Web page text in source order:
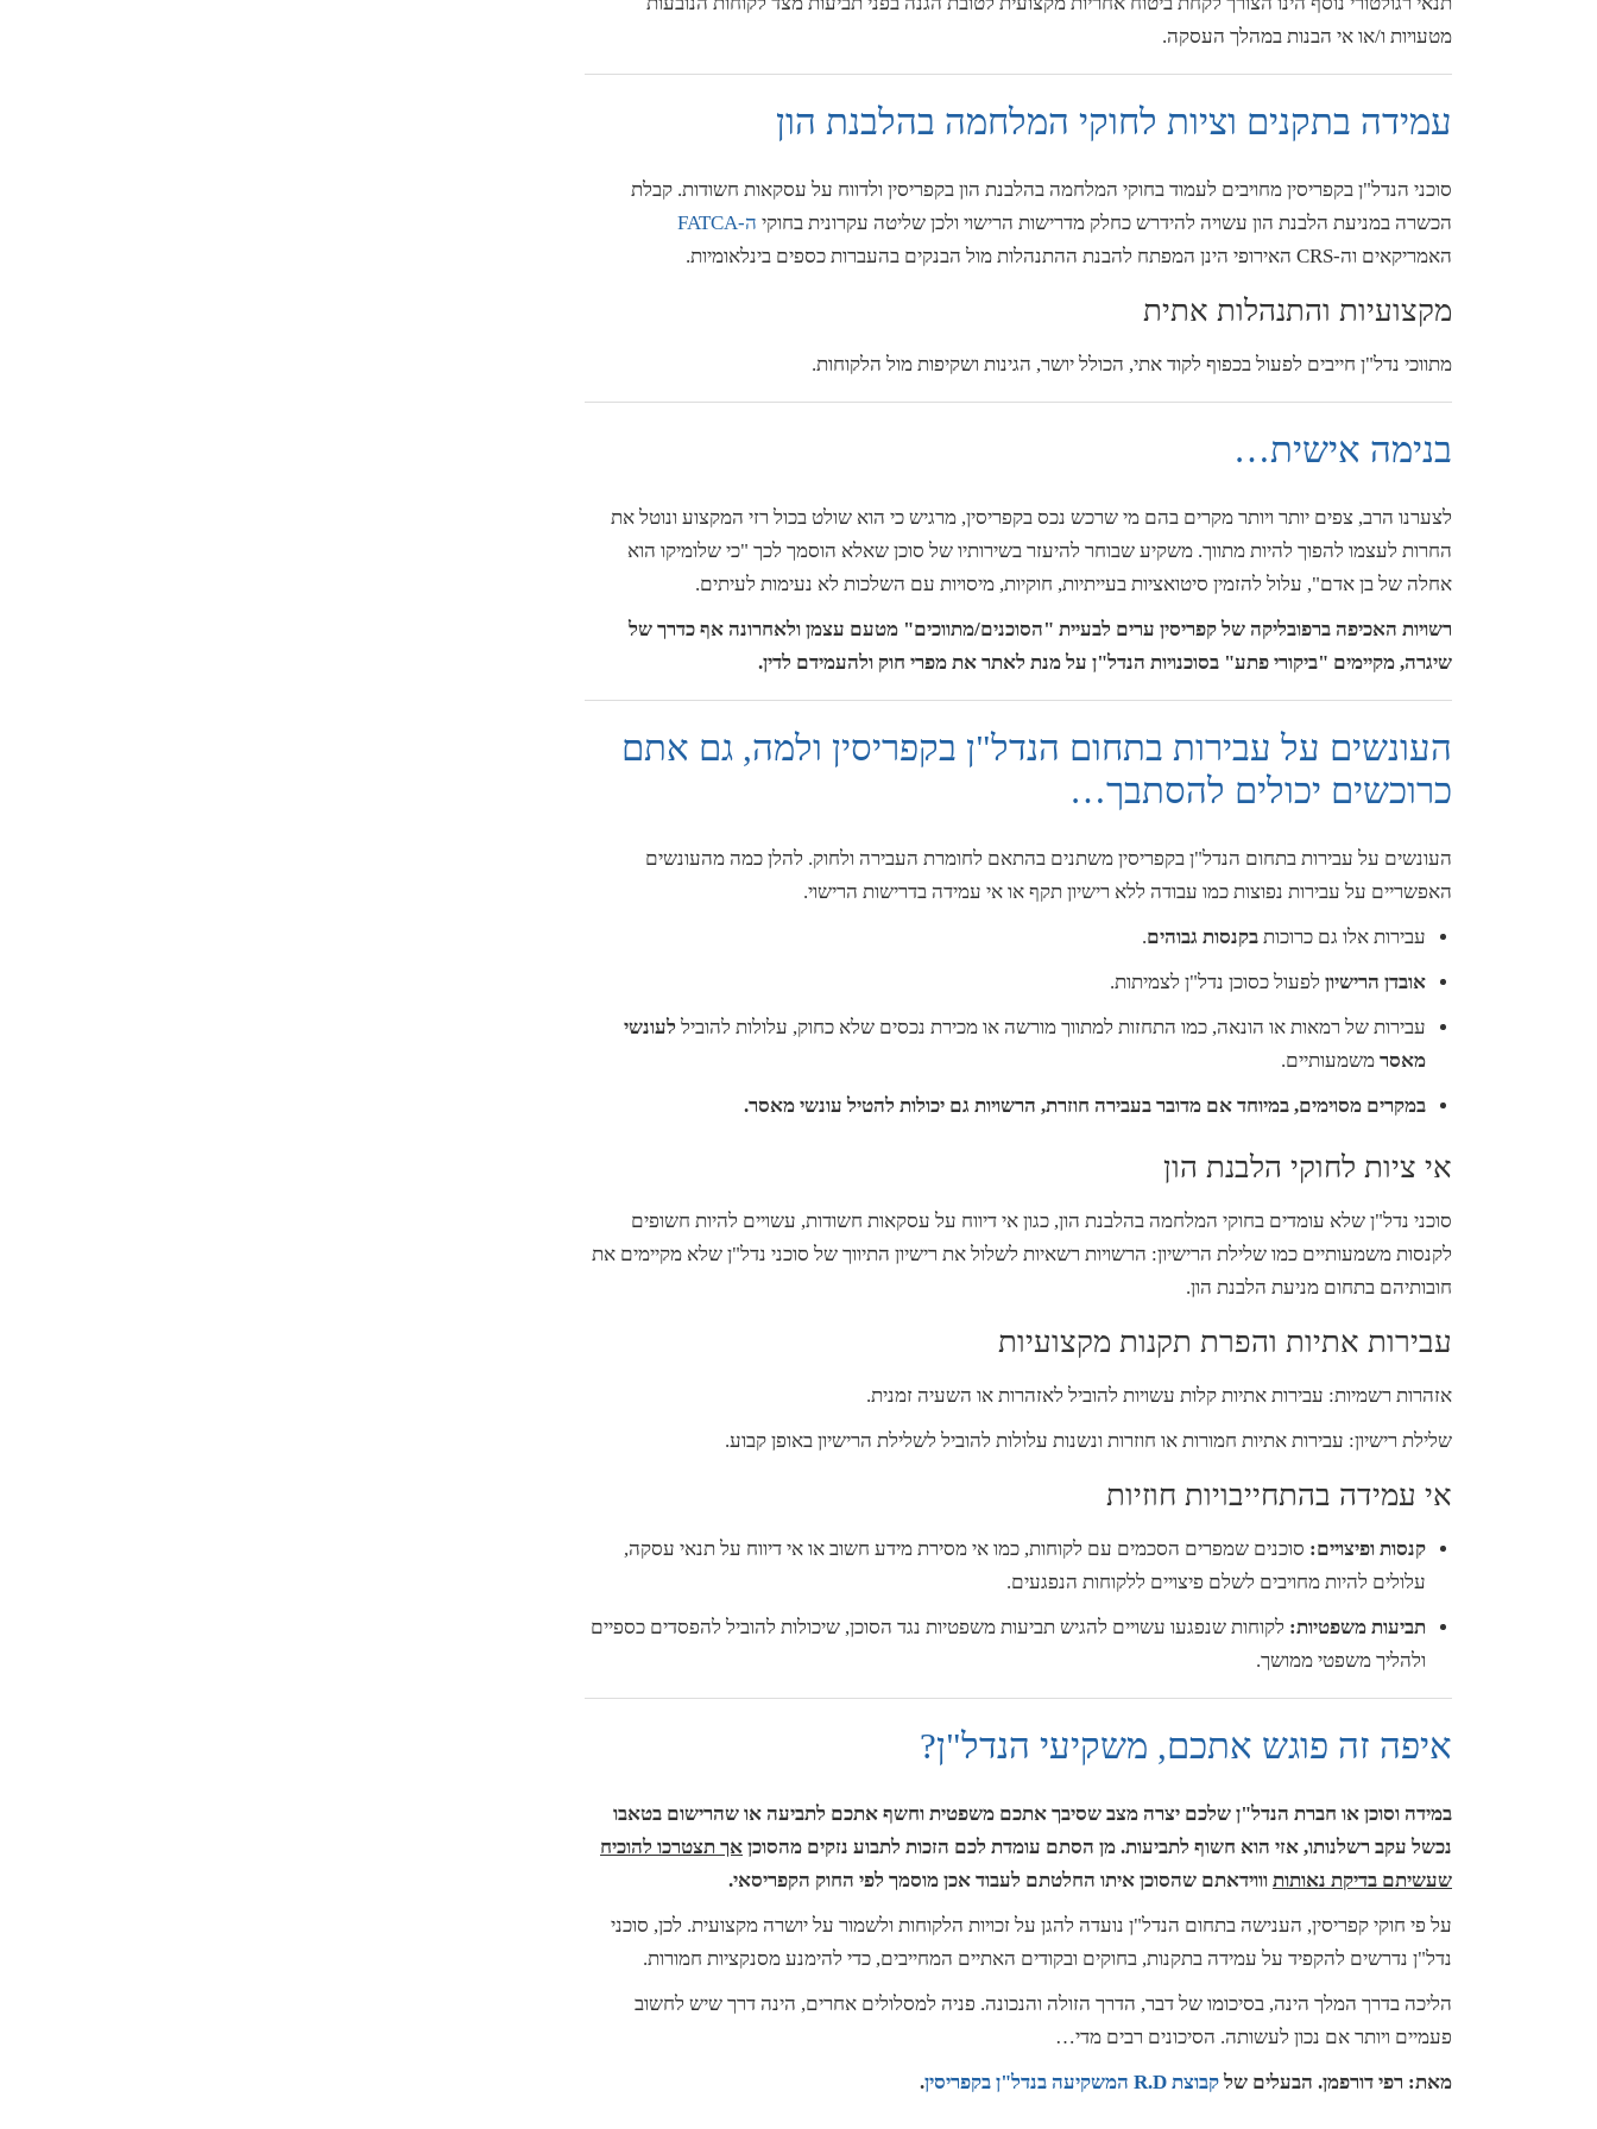
מטעויות ו/או אי הבנות במהלך העסקה.
עמידה בתקנים וציות לחוקי המלחמה בהלבנת הון
סוכני הנדל"ן בקפריסין מחויבים לעמוד בחוקי המלחמה בהלבנת הון בקפריסין ולדווח על עסקאות חשודות. קבלת
הכשרה במניעת הלבנת הון עשויה להידרש כחלק מדרישות הרישוי ולכן שליטה עקרונית בחוקי ה-FATCA
האמריקאים וה-CRS האירופי הינן המפתח להבנת ההתנהלות מול הבנקים בהעברות כספים בינלאומיות.
מקצועיות והתנהלות אתית
מתווכי נדל"ן חייבים לפעול בכפוף לקוד אתי, הכולל יושר, הגינות ושקיפות מול הלקוחות.
בנימה אישית…
לצערנו הרב, צפים יותר ויותר מקרים בהם מי שרכש נכס בקפריסין, מרגיש כי הוא שולט בכול רזי המקצוע ונוטל את
החרות לעצמו להפוך להיות מתווך. משקיע שבוחר להיעזר בשירותיו של סוכן שאלא הוסמך לכך "כי שלומיקו הוא
אחלה של בן אדם", עלול להזמין סיטואציות בעייתיות, חוקיות, מיסויות עם השלכות לא נעימות לעיתים.
רשויות האכיפה ברפובליקה של קפריסין ערים לבעיית "הסוכנים/מתווכים" מטעם עצמן ולאחרונה אף כדרך של
שיגרה, מקיימים "ביקורי פתע" בסוכנויות הנדל"ן על מנת לאתר את מפרי חוק ולהעמידם לדין.
העונשים על עבירות בתחום הנדל"ן בקפריסין ולמה, גם אתם
כרוכשים יכולים להסתבך…
העונשים על עבירות בתחום הנדל"ן בקפריסין משתנים בהתאם לחומרת העבירה ולחוק. להלן כמה מהעונשים
האפשריים על עבירות נפוצות כמו עבודה ללא רישיון תקף או אי עמידה בדרישות הרישוי.
עבירות אלו גם כרוכות בקנסות גבוהים.
אובדן הרישיון לפעול כסוכן נדל"ן לצמיתות.
עבירות של רמאות או הונאה, כמו התחזות למתווך מורשה או מכירת נכסים שלא כחוק, עלולות להוביל לעונשי
מאסר משמעותיים.
במקרים מסוימים, במיוחד אם מדובר בעבירה חוזרת, הרשויות גם יכולות להטיל עונשי מאסר.
אי ציות לחוקי הלבנת הון
סוכני נדל"ן שלא עומדים בחוקי המלחמה בהלבנת הון, כגון אי דיווח על עסקאות חשודות, עשויים להיות חשופים
לקנסות משמעותיים כמו שלילת הרישיון: הרשויות רשאיות לשלול את רישיון התיווך של סוכני נדל"ן שלא מקיימים את
חובותיהם בתחום מניעת הלבנת הון.
עבירות אתיות והפרת תקנות מקצועיות
אזהרות רשמיות: עבירות אתיות קלות עשויות להוביל לאזהרות או השעיה זמנית.
שלילת רישיון: עבירות אתיות חמורות או חוזרות ונשנות עלולות להוביל לשלילת הרישיון באופן קבוע.
אי עמידה בהתחייבויות חוזיות
קנסות ופיצויים: סוכנים שמפרים הסכמים עם לקוחות, כמו אי מסירת מידע חשוב או אי דיווח על תנאי עסקה,
עלולים להיות מחויבים לשלם פיצויים ללקוחות הנפגעים.
תביעות משפטיות: לקוחות שנפגעו עשויים להגיש תביעות משפטיות נגד הסוכן, שיכולות להוביל להפסדים כספיים
ולהליך משפטי ממושך.
איפה זה פוגש אתכם, משקיעי הנדל"ן?
במידה וסוכן או חברת הנדל"ן שלכם יצרה מצב שסיבך אתכם משפטית וחשף אתכם לתביעה או שהרישום בטאבו
נכשל עקב רשלנותו, אזי הוא חשוף לתביעות. מן הסתם עומדת לכם הזכות לתבוע נזקים מהסוכן אך תצטרכו להוכיח
שעשיתם בדיקת נאותות וווידאתם שהסוכן איתו החלטתם לעבוד אכן מוסמך לפי החוק הקפריסאי.
על פי חוקי קפריסין, הענישה בתחום הנדל"ן נועדה להגן על זכויות הלקוחות ולשמור על יושרה מקצועית. לכן, סוכני
נדל"ן נדרשים להקפיד על עמידה בתקנות, בחוקים ובקודים האתיים המחייבים, כדי להימנע מסנקציות חמורות.
הליכה בדרך המלך הינה, בסיכומו של דבר, הדרך הזולה והנכונה. פניה למסלולים אחרים, הינה דרך שיש לחשוב
פעמיים ויותר אם נכון לעשותה. הסיכונים רבים מדי…
מאת: רפי דורפמן. הבעלים שלקבוצת R.D המשקיעה בנדל"ן בקפריסין .